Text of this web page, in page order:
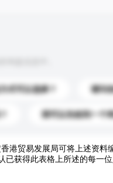
式可以选择？ 请问
我可以先收到一个
港贸易发展局可将上述资料
已获得此表格上所述的每一